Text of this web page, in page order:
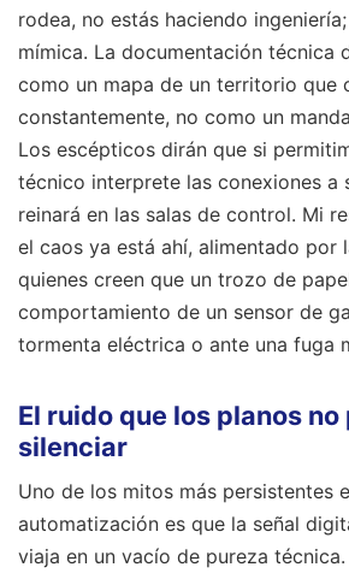
rodea, no estás haciendo
mímica. La documentación técnica
como un mapa de un territorio que
constantemente, no como un
Los escépticos dirán que si
técnico interprete las conexiones a
reinará en las salas de control. Mi
el caos ya está ahí, alimentado por
quienes creen que un trozo de
comportamiento de un sensor de
tormenta eléctrica o ante una fuga
El ruido que los planos no
silenciar
Uno de los mitos más persistentes
automatización es que la señal
viaja en un vacío de pureza